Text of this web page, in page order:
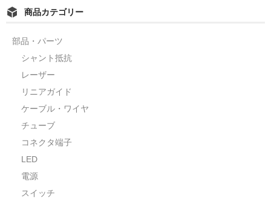
リレー
バルブ
ヒューズ
リニアガイド
材料
アルミ板
商品カテゴリー
部品・パーツ
シャント抵抗
レーザー
リニアガイド
ケーブル・ワイヤ
チューブ
コネクタ端子
LED
電源
スイッチ